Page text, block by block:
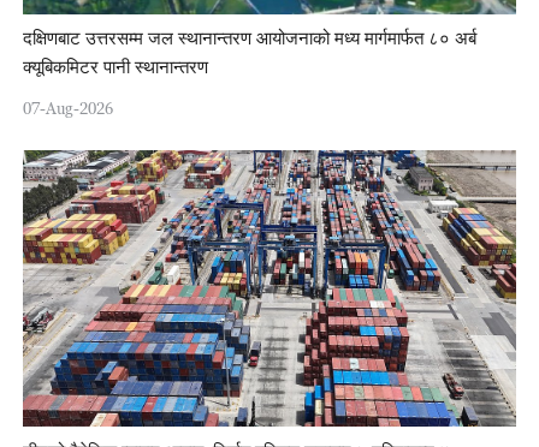
दक्षिणबाट उत्तरसम्म जल स्थानान्तरण आयोजनाको मध्य मार्गमार्फत ८० अर्ब
क्यूबिकमिटर पानी स्थानान्तरण
07-Aug-2026